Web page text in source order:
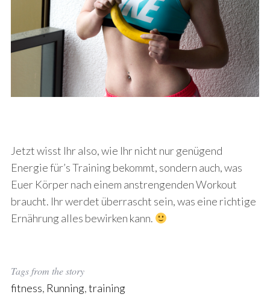
Jetzt wisst Ihr also, wie Ihr nicht nur genügend
Energie für’s Training bekommt, sondern auch, was
Euer Körper nach einem anstrengenden Workout
braucht. Ihr werdet überrascht sein, was eine richtige
Ernährung alles bewirken kann.
Tags from the story
fitness, Running,training